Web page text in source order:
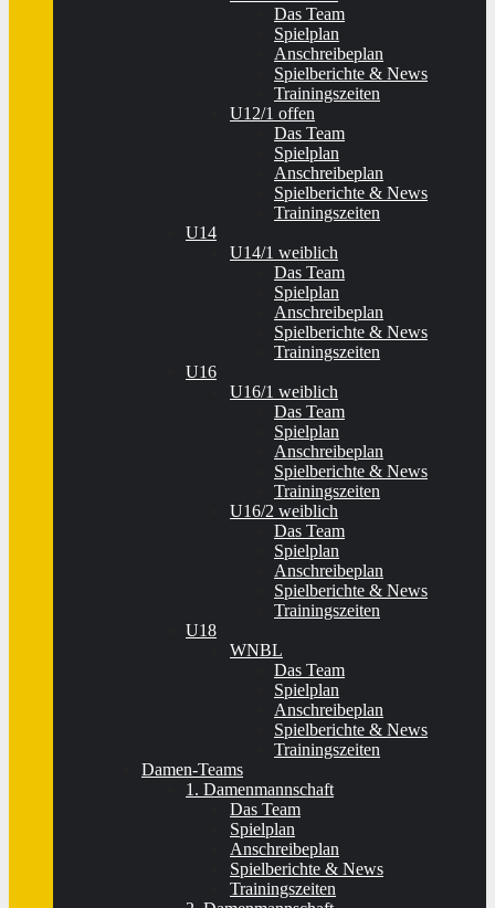
Das Team
Spielplan
Anschreibeplan
Spielberichte & News
Trainingszeiten
U12/1 offen
Das Team
Spielplan
Anschreibeplan
Spielberichte & News
Trainingszeiten
U14
U14/1 weiblich
Das Team
Spielplan
Anschreibeplan
Spielberichte & News
Trainingszeiten
U16
U16/1 weiblich
Das Team
Spielplan
Anschreibeplan
Spielberichte & News
Trainingszeiten
U16/2 weiblich
Das Team
Spielplan
Anschreibeplan
Spielberichte & News
Trainingszeiten
U18
WNBL
Das Team
Spielplan
Anschreibeplan
Spielberichte & News
Trainingszeiten
Damen-Teams
1. Damenmannschaft
Das Team
Spielplan
Anschreibeplan
Spielberichte & News
Trainingszeiten